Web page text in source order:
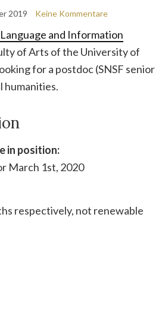
2019 Keine Kommentare
and Information
of Arts of the University of
for a postdoc (SNSF senior
humanities.
in position:
March 1st, 2020
respectively, not renewable